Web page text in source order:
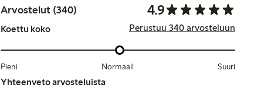
Arvostelut (340) 4.9
Koettu koko Perustuu 340 arvosteluun
Pieni Normaali Suuri
Yhteenveto arvosteluista